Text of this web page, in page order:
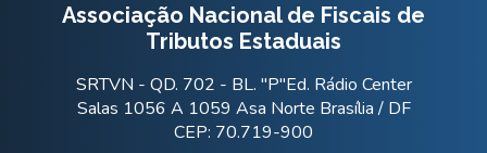
Associação Nacional de Fiscais de
Tributos Estaduais
SRTVN - QD. 702 - BL. "P"Ed. Rádio Center
Salas 1056 A 1059 Asa Norte Brasília / DF
CEP: 70.719-900